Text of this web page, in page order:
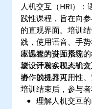
人机交互（HRI）
践性课程，旨在向
的直观界面。培训
践，使用语音、手
应迅速的交互系统
块，开发多模态输
协作的机器人。
本课程为讲师指导
望设计和实现人机
者，以提升可用性、
培训结束后，参与者
理解人机交互的